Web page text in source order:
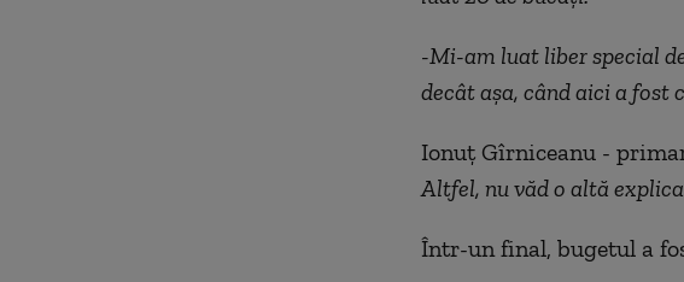
-Mi-am luat liber special
decât așa, când aici a fost
Ionuț Gîrniceanu -
Altfel, nu văd o altă
Într-un final, bugetul a